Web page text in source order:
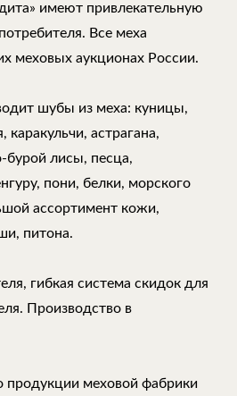
имеют привлекательную
Все меха
меховых аукционах России.
шубы из меха: куницы,
каракульчи, астрагана,
бурой лисы, песца,
пони, белки, морского
ассортимент кожи,
питона.
гибкая система скидок для
Производство в
продукции меховой фабрики